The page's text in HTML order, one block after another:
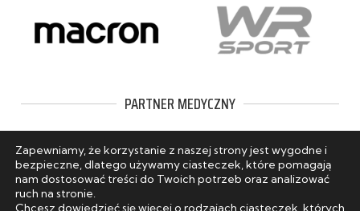
PARTNER MEDYCZNY
Zapewniamy, że korzystanie z naszej strony jest wygodne i
bezpieczne, dlatego używamy ciasteczek, które pomagają
nam dostosować treści do Twoich potrzeb oraz analizować
ruch na stronie.
Chcesz dowiedzieć się więcej o rodzajach ciasteczek, których